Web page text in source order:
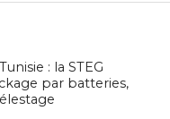
: la STEG
par batteries,